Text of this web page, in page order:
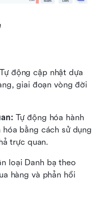
Tự động cập nhật dựa
giai đoạn vòng đời
Tự động hóa hành
bằng cách sử dụng
trực quan.
loại Danh bạ theo
hàng và phản hồi